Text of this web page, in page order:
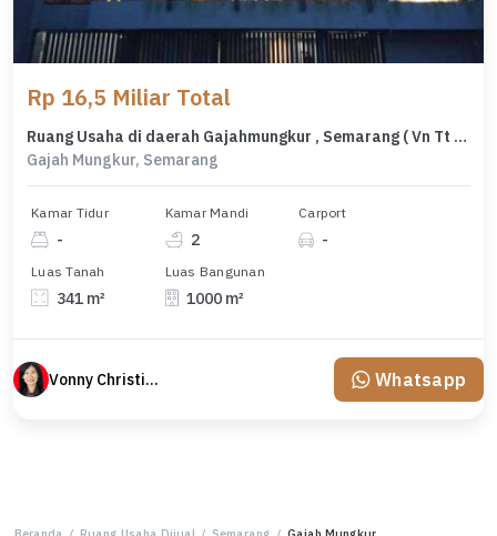
Rp 16,5 Miliar Total
Ruang Usaha di daerah Gajahmungkur , Semarang ( Vn Tt 8067 )
Gajah Mungkur, Semarang
Kamar Tidur
-
Kamar Mandi
2
Carport
-
Luas Tanah
341 m²
Luas Bangunan
1000 m²
Vonny Christina Whatsapp